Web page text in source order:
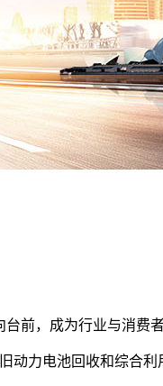
前，成为行业与消费
力电池回收和综合利